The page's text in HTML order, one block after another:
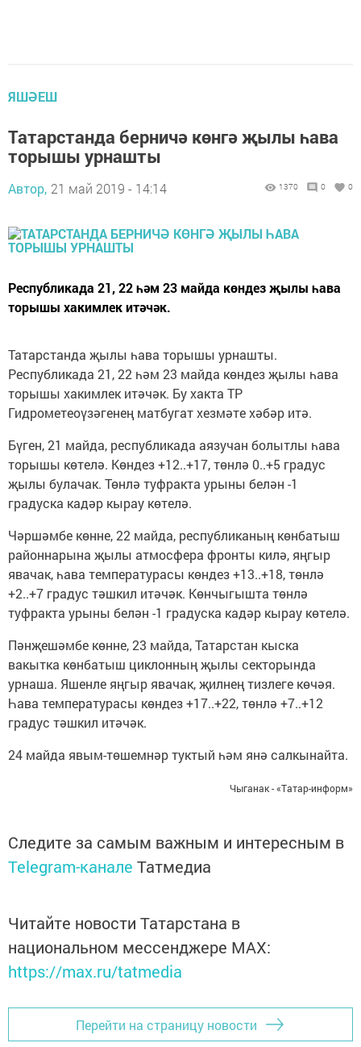
ЯШӘЕШ
Татарстанда берничә көнгә җылы һава
торышы урнашты
Автор, 21 май 2019 - 14:14 1370 0 0
Республикада 21, 22 һәм 23 майда көндез җылы һава
торышы хакимлек итәчәк.
Татарстанда җылы һава торышы урнашты.
Республикада 21, 22 һәм 23 майда көндез җылы һава
торышы хакимлек итәчәк. Бу хакта ТР
Гидрометеоүзәгенең матбугат хезмәте хәбәр итә.
Бүген, 21 майда, республикада аязучан болытлы һава
торышы көтелә. Көндез +12..+17, төнлә 0..+5 градус
җылы булачак. Төнлә туфракта урыны белән -1
градуска кадәр кырау көтелә.
Чәршәмбе көнне, 22 майда, республиканың көнбатыш
районнарына җылы атмосфера фронты килә, яңгыр
явачак, һава температурасы көндез +13..+18, төнлә
+2..+7 градус тәшкил итәчәк. Көнчыгышта төнлә
туфракта урыны белән -1 градуска кадәр кырау көтелә.
Пәнҗешәмбе көнне, 23 майда, Татарстан кыска
вакытка көнбатыш циклонның җылы секторында
урнаша. Яшенле яңгыр явачак, җилнең тизлеге көчәя.
Һава температурасы көндез +17..+22, төнлә +7..+12
градус тәшкил итәчәк.
24 майда явым-төшемнәр туктый һәм янә салкынайта.
Чыганак - «Татар-информ»
Следите за самым важным и интересным в
Telegram-канале Татмедиа
Читайте новости Татарстана в
национальном мессенджере MАХ:
https://max.ru/tatmedia
Перейти на страницу новости